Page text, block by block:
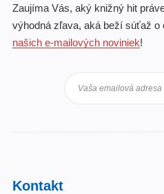
Zaujíma Vás, aký knižný hit
výhodná zľava, aká beží súťaž o
našich e-mailových noviniek!
Vaša emailová adresa
Kontakt